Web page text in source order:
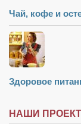
Чай, кофе и
Здоровое
НАШИ